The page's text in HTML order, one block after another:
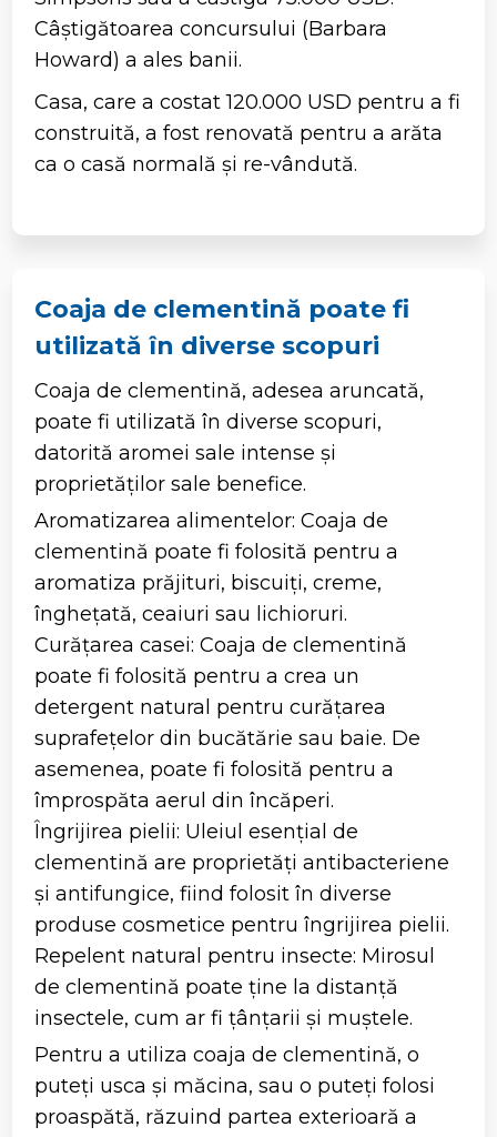
Câștigătoarea concursului (Barbara
Howard) a ales banii.
Casa, care a costat 120.000 USD pentru a fi
construită, a fost renovată pentru a arăta
ca o casă normală și re-vândută.
Coaja de clementină poate fi
utilizată în diverse scopuri
Coaja de clementină, adesea aruncată,
poate fi utilizată în diverse scopuri,
datorită aromei sale intense și
proprietăților sale benefice.
Aromatizarea alimentelor: Coaja de
clementină poate fi folosită pentru a
aromatiza prăjituri, biscuiți, creme,
înghețată, ceaiuri sau lichioruri.
Curățarea casei: Coaja de clementină
poate fi folosită pentru a crea un
detergent natural pentru curățarea
suprafețelor din bucătărie sau baie. De
asemenea, poate fi folosită pentru a
împrospăta aerul din încăperi.
Îngrijirea pielii: Uleiul esențial de
clementină are proprietăți antibacteriene
și antifungice, fiind folosit în diverse
produse cosmetice pentru îngrijirea pielii.
Repelent natural pentru insecte: Mirosul
de clementină poate ține la distanță
insectele, cum ar fi țânțarii și muștele.
Pentru a utiliza coaja de clementină, o
puteți usca și măcina, sau o puteți folosi
proaspătă, răzuind partea exterioară a